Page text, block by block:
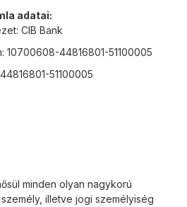
adatai:
CIB Bank
10700608-44816801-51100005
51100005
minden olyan nagykorú
illetve jogi személyiség